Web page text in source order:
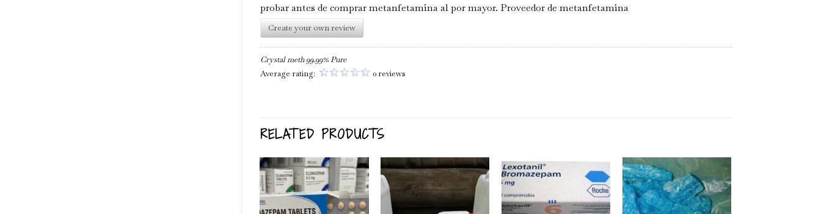
probar antes de comprar metanfetamina al por mayor. Proveedor de metanfetamina
Create your own review
Crystal meth 99.99% Pure
Average rating:
0 reviews
RELATED PRODUCTS